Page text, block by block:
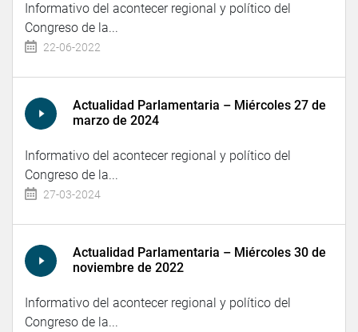
Informativo del acontecer regional y político del
Congreso de la...
22-06-2022
Actualidad Parlamentaria – Miércoles 27 de
marzo de 2024
Informativo del acontecer regional y político del
Congreso de la...
27-03-2024
Actualidad Parlamentaria – Miércoles 30 de
noviembre de 2022
Informativo del acontecer regional y político del
Congreso de la...